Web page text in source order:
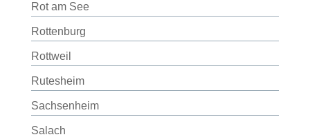
Rot am See
Rottenburg
Rottweil
Rutesheim
Sachsenheim
Salach